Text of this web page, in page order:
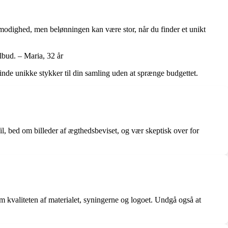
men belønningen kan være stor, når du finder et unikt
– Maria, 32 år
unikke stykker til din samling uden at sprænge budgettet.
bed om billeder af ægthedsbeviset, og vær skeptisk over for
kvaliteten af materialet, syningerne og logoet. Undgå også at